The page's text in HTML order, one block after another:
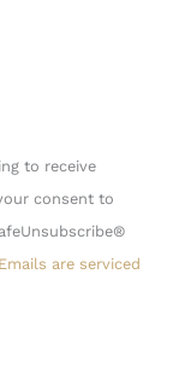
to receive
consent to
Emails are serviced